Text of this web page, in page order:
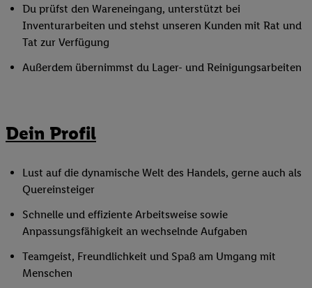
Du prüfst den Wareneingang, unterstützt bei
Inventurarbeiten und stehst unseren Kunden mit Rat und
Tat zur Verfügung
Außerdem übernimmst du Lager- und Reinigungsarbeiten
Dein Profil
Lust auf die dynamische Welt des Handels, gerne auch als
Quereinsteiger
Schnelle und effiziente Arbeitsweise sowie
Anpassungsfähigkeit an wechselnde Aufgaben
Teamgeist, Freundlichkeit und Spaß am Umgang mit
Menschen